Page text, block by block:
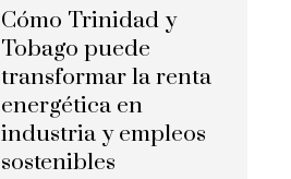
Cómo Trinidad y
Tobago puede
transformar la renta
energética en
industria y empleos
sostenibles